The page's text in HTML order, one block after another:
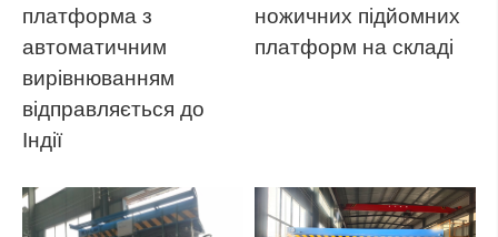
платформа з
автоматичним
вирівнюванням
відправляється до
Індії
ножичних підйомних
платформ на складі